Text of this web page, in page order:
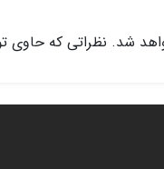
شد. نظراتی که حاوی